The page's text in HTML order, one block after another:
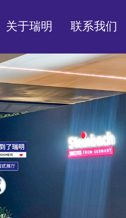
关于瑞明 联系我们